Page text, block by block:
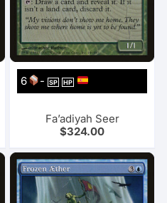
6 - SP HP
Fa’adiyah Seer
$324.00